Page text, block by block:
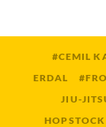
CEMIL
ERDAL
JIU-
HOPSTOCK